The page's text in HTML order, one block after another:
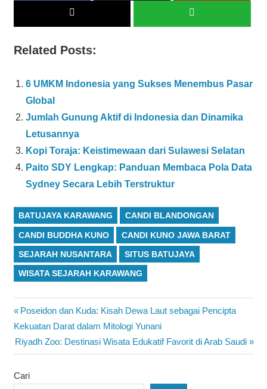
Related Posts:
6 UMKM Indonesia yang Sukses Menembus Pasar
Global
Jumlah Gunung Aktif di Indonesia dan Dinamika
Letusannya
Kopi Toraja: Keistimewaan dari Sulawesi Selatan
Paito SDY Lengkap: Panduan Membaca Pola Data
Sydney Secara Lebih Terstruktur
BATUJAYA KARAWANG CANDI BLANDONGAN
CANDI BUDDHA KUNO CANDI KUNO JAWA BARAT
SEJARAH NUSANTARA SITUS BATUJAYA
WISATA SEJARAH KARAWANG
Navigasi
pos
Previous
Post:
Poseidon dan Kuda: Kisah Dewa Laut sebagai Pencipta
Kekuatan Darat dalam Mitologi Yunani
Next
Post:
Riyadh Zoo: Destinasi Wisata Edukatif Favorit di Arab Saudi
Cari